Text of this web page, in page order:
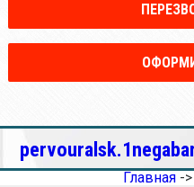
Главная->